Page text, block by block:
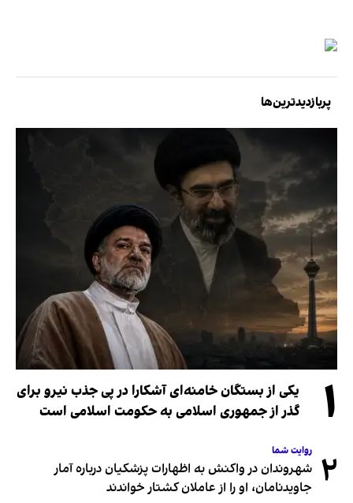
پربازدیدترین‌ها
۱
یکی از بستگان خامنه‌ای آشکارا در پی جذب نیرو برای
گذر از جمهوری اسلامی به حکومت اسلامی است
۲ روایت شما
شهروندان در واکنش به اظهارات پزشکیان درباره آمار
جاویدنامان، او را از عاملان کشتار خواندند